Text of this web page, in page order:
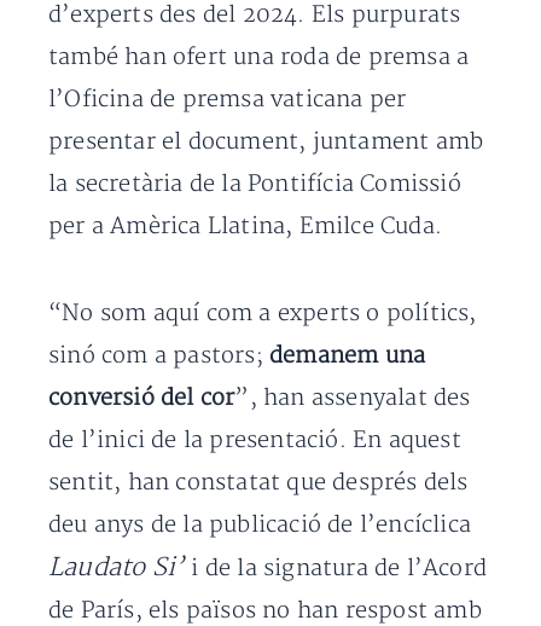
d’experts des del 2024. Els purpurats
també han ofert una roda de premsa a
l’Oficina de premsa vaticana per
presentar el document, juntament amb
la secretària de la Pontifícia Comissió
per a Amèrica Llatina, Emilce Cuda.
“No som aquí com a experts o polítics,
sinó com a pastors; demanem una
conversió del cor”, han assenyalat des
de l’inici de la presentació. En aquest
sentit, han constatat que després dels
deu anys de la publicació de l’encíclica
Laudato Si’i de la signatura de l’Acord
de París, els països no han respost amb